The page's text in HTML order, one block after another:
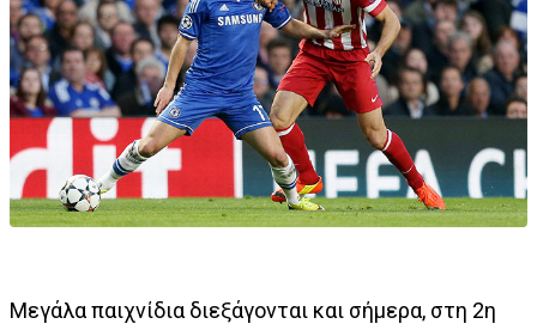
Μεγάλα παιχνίδια διεξάγονται και σήμερα, στη 2η